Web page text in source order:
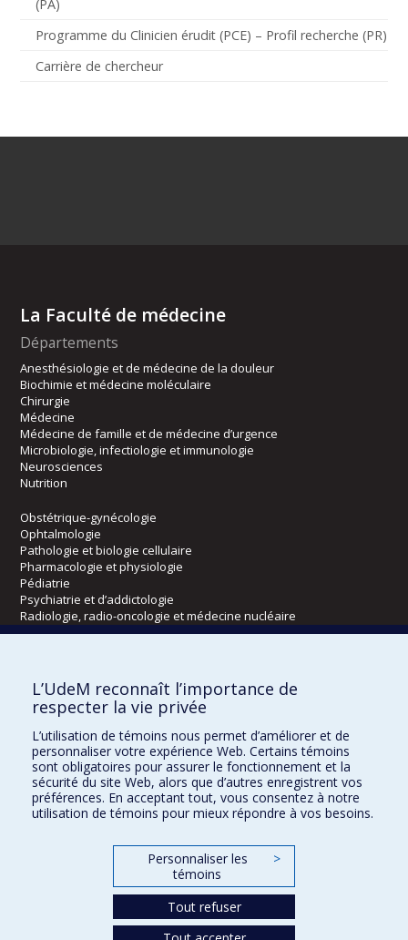
(PA)
Programme du Clinicien érudit (PCE) – Profil recherche (PR)
Carrière de chercheur
La Faculté de médecine
Départements
Anesthésiologie et de médecine de la douleur
Biochimie et médecine moléculaire
Chirurgie
Médecine
Médecine de famille et de médecine d’urgence
Microbiologie, infectiologie et immunologie
Neurosciences
Nutrition
Obstétrique-gynécologie
Ophtalmologie
Pathologie et biologie cellulaire
Pharmacologie et physiologie
Pédiatrie
Psychiatrie et d’addictologie
Radiologie, radio-oncologie et médecine nucléaire
Kinésiologie et des sciences de l’activité physique
Orthophonie et audiologie
Réadaptation
Directions
DPC
CPASS
L’UdeM reconnaît l’importance de
respecter la vie privée
L’utilisation de témoins nous permet d’améliorer et de
personnaliser votre expérience Web. Certains témoins
sont obligatoires pour assurer le fonctionnement et la
sécurité du site Web, alors que d’autres enregistrent vos
préférences. En acceptant tout, vous consentez à notre
utilisation de témoins pour mieux répondre à vos besoins.
Personnaliser les
témoins
>
Tout refuser